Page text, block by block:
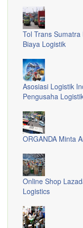
Tol Trans
Biaya Logistik
Asosiasi Logistik
Pengusaha
ORGANDA Minta
Online Shop
Logistics